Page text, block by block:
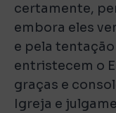
certamente,
embora eles
e pela
entristecem o
graças e
Igreja e